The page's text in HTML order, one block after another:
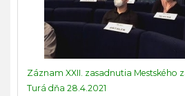
Záznam XXII. zasadnutia Mestského
Turá dňa 28.4.2021